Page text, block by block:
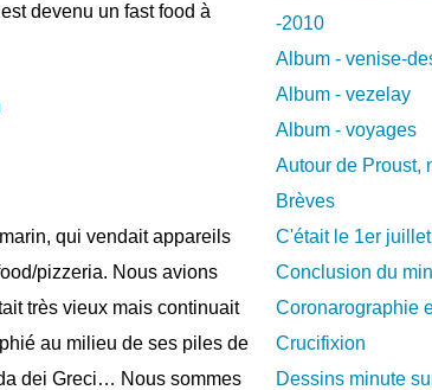
devenu un fast food à
qui vendait appareils
pizzeria. Nous avions
très vieux mais continuait
au milieu de ses piles de
dei Greci… Nous sommes
-2010
Album - venise-
Album - vezelay
Album - voyages
Autour de Proust,
Brèves
C'était le 1er
Conclusion du
Coronarographie
Crucifixion
Dessins minute